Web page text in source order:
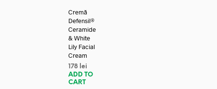
Cremă
Defensil®
Ceramide
& White
Lily Facial
Cream
178 lei
ADD TO
CART